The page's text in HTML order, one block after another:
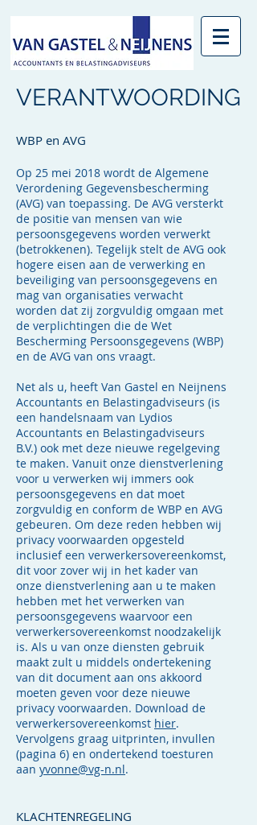
VERANTWOORDING
WBP en AVG
Op 25 mei 2018 wordt de Algemene
Verordening Gegevensbescherming
(AVG) van toepassing. De AVG versterkt
de positie van mensen van wie
persoonsgegevens worden verwerkt
(betrokkenen). Tegelijk stelt de AVG ook
hogere eisen aan de verwerking en
beveiliging van persoonsgegevens en
mag van organisaties verwacht
worden dat zij zorgvuldig omgaan met
de verplichtingen die de Wet
Bescherming Persoonsgegevens (WBP)
en de AVG van ons vraagt.
Net als u, heeft Van Gastel en Neijnens
Accountants en Belastingadviseurs (is
een handelsnaam van Lydios
Accountants en Belastingadviseurs
B.V.) ook met deze nieuwe regelgeving
te maken. Vanuit onze dienstverlening
voor u verwerken wij immers ook
persoonsgegevens en dat moet
zorgvuldig en conform de WBP en AVG
gebeuren. Om deze reden hebben wij
privacy voorwaarden opgesteld
inclusief een verwerkersovereenkomst,
dit voor zover wij in het kader van
onze dienstverlening aan u te maken
hebben met het verwerken van
persoonsgegevens waarvoor een
verwerkersovereenkomst noodzakelijk
is. Als u van onze diensten gebruik
maakt zult u middels ondertekening
van dit document aan ons akkoord
moeten geven voor deze nieuwe
privacy voorwaarden. Download de
verwerkersovereenkomst hier.
Vervolgens graag uitprinten, invullen
(pagina 6) en ondertekend toesturen
aan yvonne@vg-n.nl.
KLACHTENREGELING